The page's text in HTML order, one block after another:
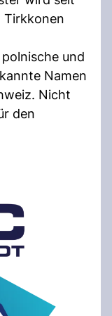
Tirkkonen
und
Namen
Nicht
den